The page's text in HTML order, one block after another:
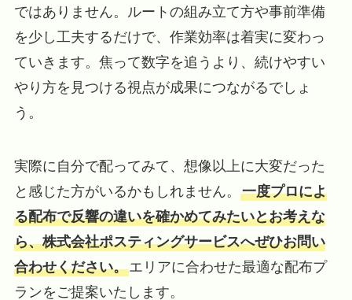
ではありません。ルートの組み立て方や事前準備
を少し工夫するだけで、作業効率は着実に変わっ
ていきます。焦って数字を追うより、続けやすい
やり方を見つける視点が成果につながるでしょ
う。
実際に自分で配ってみて、想像以上に大変だった
と感じた方がいるかもしれません。 一度プロによ
る配布で反響の違いを確かめてみたいとお考えな
ら、株式会社ポスティングサービスへぜひお問い
合わせください。エリアに合わせた最適な配布プ
ランをご提案いたします。